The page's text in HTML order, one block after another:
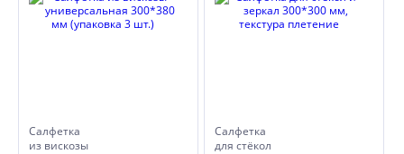
Салфетка
из вискозы
Салфетка
для стёкол